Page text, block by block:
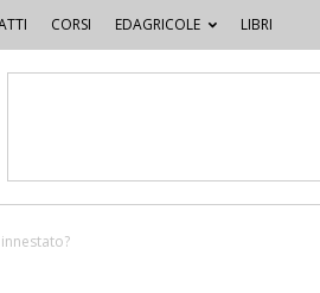
CORSI EDAGRICOLE LIBRI